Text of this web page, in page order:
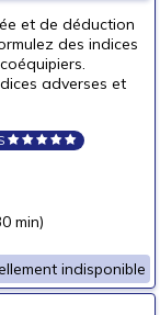
et de déduction
des indices
adverses et
min)
indisponible